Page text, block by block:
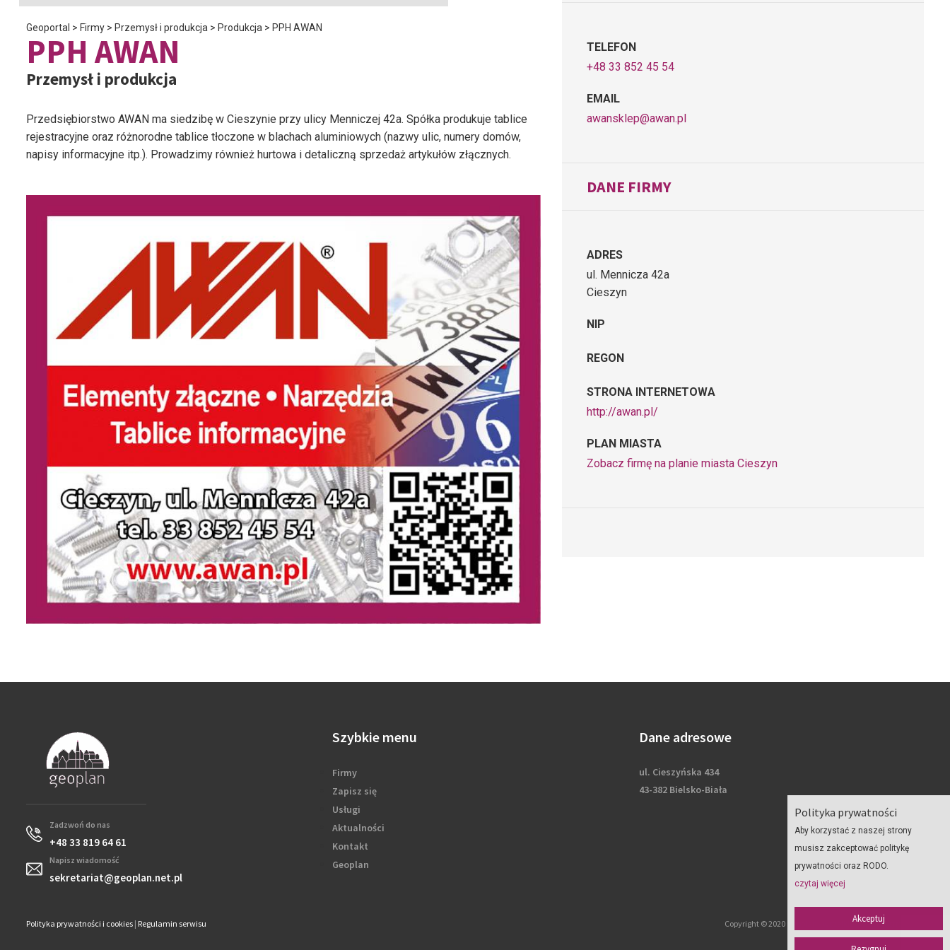
Polityka prywatności
Aby korzystać z naszej strony
musisz zakceptować politykę
prywatności oraz RODO.
czytaj więcej
Akceptuj
Geoportal > Firmy > Przemysł i produkcja > Produkcja > PPH AWAN
PPH AWAN
Przemysł i produkcja
Przedsiębiorstwo AWAN ma siedzibę w Cieszynie przy ulicy Menniczej 42a. Spółka produkuje tablice
rejestracyjne oraz różnorodne tablice tłoczone w blachach aluminiowych (nazwy ulic, numery domów,
napisy informacyjne itp.). Prowadzimy również hurtowa i detaliczną sprzedaż artykułów złącznych.
TELEFON
+48 33 852 45 54
EMAIL
awansklep@awan.pl
DANE FIRMY
ADRES
ul. Mennicza 42a
Cieszyn
NIP
REGON
STRONA INTERNETOWA
http://awan.pl/
PLAN MIASTA
Zobacz firmę na planie miasta Cieszyn
Zadzwoń do nas
+48 33 819 64 61
Napisz wiadomość
sekretariat@geoplan.net.pl
Szybkie menu
Firmy
Zapisz się
Usługi
Aktualności
Kontakt
Geoplan
Dane adresowe
ul. Cieszyńska 434
43-382 Bielsko-Biała
Polityka prywatności i cookies | Regulamin serwisu Copyright © 2020 Geoplan - wszelkie prawa zastrzeżone